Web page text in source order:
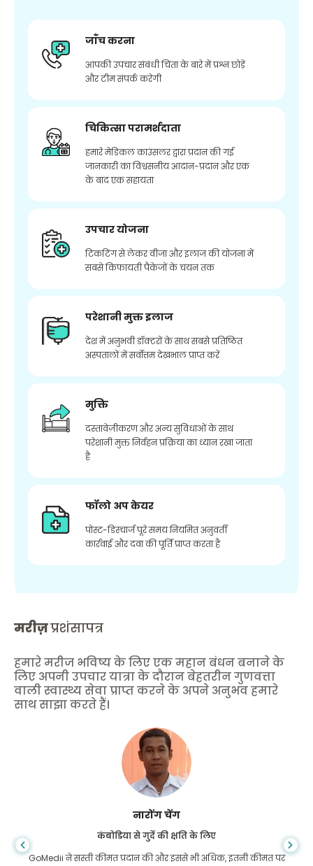
जाँच करना
आपकी उपचार संबंधी चिंता के बारे में प्रश्न छोड़ें
और टीम संपर्क करेगी
चिकित्सा परामर्शदाता
हमारे मेडिकल काउंसलर द्वारा प्रदान की गई
जानकारी का विश्वसनीय आदान-प्रदान और एक
के बाद एक सहायता
उपचार योजना
टिकटिंग से लेकर वीजा और इलाज की योजना में
सबसे किफायती पैकेजों के चयन तक
परेशानी मुक्त इलाज
देश में अनुभवी डॉक्टरों के साथ सबसे प्रतिष्ठित
अस्पतालों में सर्वोत्तम देखभाल प्राप्त करें
मुक्ति
दस्तावेज़ीकरण और अन्य सुविधाओं के साथ
परेशानी मुक्त निर्वहन प्रक्रिया का ध्यान रखा जाता
है
फॉलो अप केयर
पोस्ट-डिस्चार्ज पूरे समय नियमित अनुवर्ती
कार्रवाई और दवा की पूर्ति प्राप्त करता है
मरीज़प्रशंसापत्र
हमारे मरीज भविष्य के लिए एक महान बंधन बनाने के
लिए अपनी उपचार यात्रा के दौरान बेहतरीन गुणवत्ता
वाली स्वास्थ्य सेवा प्राप्त करने के अपने अनुभव हमारे
साथ साझा करते हैं।
शांधा दास
गैस्ट्रोएंटरोलॉजी के लिए बांग्लादेश से
मैंने अपने बेटे और गोमेडी की शानदार टीम को धन्यवाद दिया है जिन्होंने